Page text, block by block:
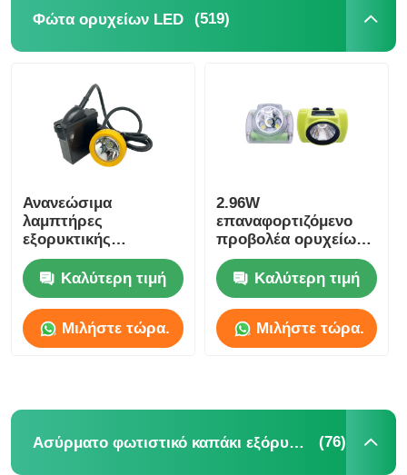
LED High Bay Light
Φώτα ορυχείων LED (519)
Ανανεώσιμα
λαμπτήρες
εξορυκτικής
παραγωγής LED
Ηλεκτρική μπαταρία
ιόντων λιθίου KL5M
Ασύρματο φως
καπάκι
Καλύτερη τιμή
Μιλήστε τώρα.
2.96W
επαναφορτιζόμενο
προβολέα ορυχείων,
25000lux υπόγειο
λαμπτήρα ορυχείων
Καλύτερη τιμή
Μιλήστε τώρα.
Ασύρματο φωτιστικό καπάκι εξόρυξης (76)